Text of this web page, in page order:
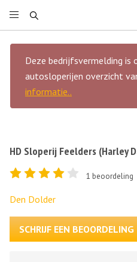
Deze bedrijfsvermelding is
autosloperijen overzicht
informatie..
HD Sloperij Feelders (Harley
1 beoordeling
Den Dolder
SCHRIJF EEN BEOORDELING